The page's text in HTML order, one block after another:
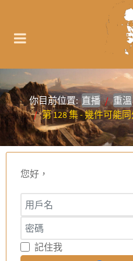
你目前位置:直播
重溫
第 128 集 - 幾件可能
您好，
用戶名
密碼
記住我